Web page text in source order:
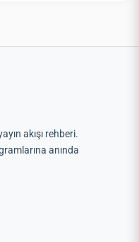
akışı rehberi.
anında